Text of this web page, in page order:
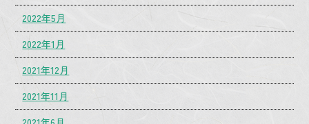
2022年5月
2022年1月
2021年12月
2021年11月